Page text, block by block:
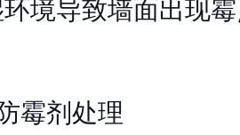
境导致墙面出现
霉剂处理